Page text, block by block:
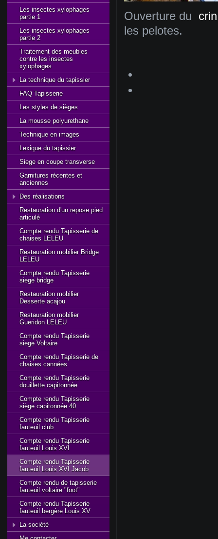
Ouverture du crin
les pelotes.
Les insectes xylophages
partie 1
Les insectes xylophages
partie 2
Traitement des meubles
contre les insectes
xylophages
La technique du tapissier
FAQ Tapisserie
Les styles de sièges
La mousse polyurethane
Technique en images
Lexique du tapissier
Siege en coupe transverse
Garnitures récentes et
anciennes
Des réalisations
Restauration d'un repose pied
articulé
Compte rendu Tapisserie de
chaises LELEU
Restauration mobilier Bridge
LELEU
Compte rendu Tapisserie
siege bridge
Restauration mobilier
Desserte acajou
Restauration mobilier
Gueridon LELEU
Compte rendu Tapisserie
siege Voltaire
Compte rendu Tapisserie de
chaises cannées
Compte rendu Tapisserie
douillette capitonnée
Compte rendu Tapisserie
siège capitonnée 40
Compte rendu Tapisserie
fauteuil club
Compte rendu Tapisserie
fauteuil Louis XVI
Compte rendu Tapisserie
fauteuil Louis XVI Jacob
Compte rendu de tapisserie
fauteuil voltaire "foot"
Compte rendu Tapisserie
fauteuil bergère Louis XV
La société